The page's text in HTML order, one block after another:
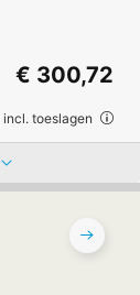
€ 300,72
incl. toeslagen